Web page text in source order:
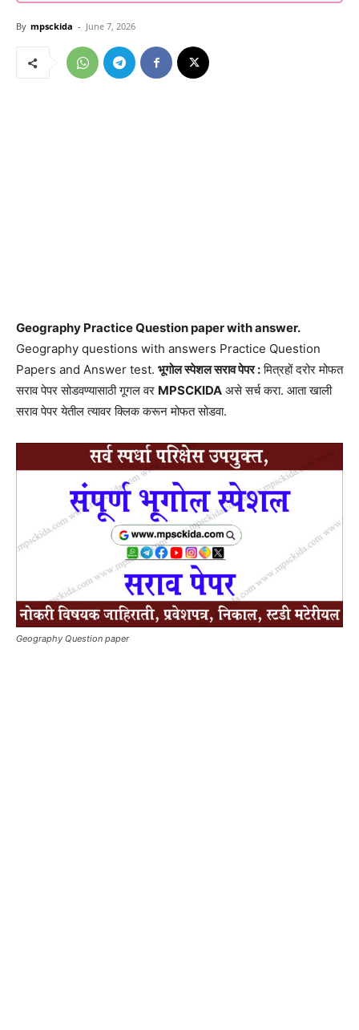
By mpsckida - June 7, 2026
Geography Practice Question paper with answer.
Geography questions with answers Practice Question
Papers and Answer test. भूगोल स्पेशल सराव पेपर :मित्रहों दरोर मोफत
सराव पेपर सोडवण्यासाठी गूगल वर MPSCKIDA असे सर्च करा. आता खाली
सराव पेपर येतील त्यावर क्लिक करून मोफत सोडवा.
Geography Question paper